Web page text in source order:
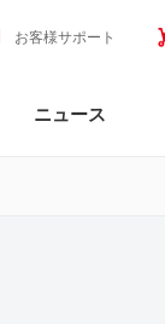
お客様サポート
ニュース